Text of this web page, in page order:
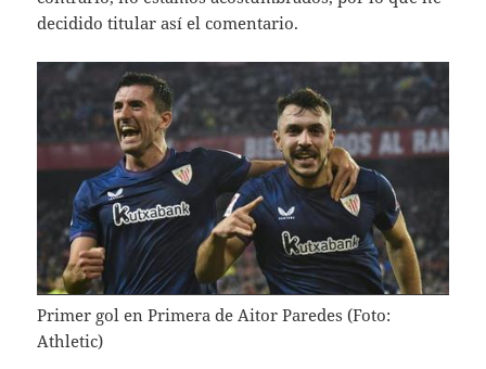
decidido titular así el comentario.
Primer gol en Primera de Aitor Paredes (Foto:
Athletic)